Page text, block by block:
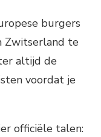
burgers
Zwitserland te
altijd de
voordat je
officiële talen: